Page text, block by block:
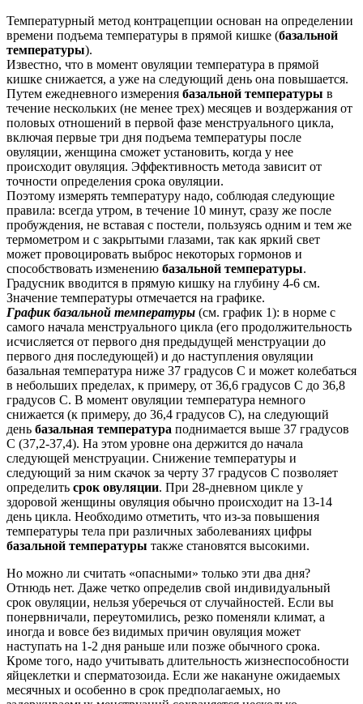
Температурный метод контрацепции основан на определении
времени подъема температуры в прямой кишке (базальной
температуры).
Известно, что в момент овуляции температура в прямой
кишке снижается, а уже на следующий день она повышается.
Путем ежедневного измерения базальной температуры в
течение нескольких (не менее трех) месяцев и воздержания от
половых отношений в первой фазе менструального цикла,
включая первые три дня подъема температуры после
овуляции, женщина сможет установить, когда у нее
происходит овуляция. Эффективность метода зависит от
точности определения срока овуляции.
Поэтому измерять температуру надо, соблюдая следующие
правила: всегда утром, в течение 10 минут, сразу же после
пробуждения, не вставая с постели, пользуясь одним и тем же
термометром и с закрытыми глазами, так как яркий свет
может провоцировать выброс некоторых гормонов и
способствовать изменению базальной температуры.
Градусник вводится в прямую кишку на глубину 4-6 см.
Значение температуры отмечается на графике.
График базальной температуры (см. график 1): в норме с
самого начала менструального цикла (его продолжительность
исчисляется от первого дня предыдущей менструации до
первого дня последующей) и до наступления овуляции
базальная температура ниже 37 градусов С и может колебаться
в небольших пределах, к примеру, от 36,6 градусов С до 36,8
градусов С. В момент овуляции температура немного
снижается (к примеру, до 36,4 градусов С), на следующий
день базальная температура поднимается выше 37 градусов
С (37,2-37,4). На этом уровне она держится до начала
следующей менструации. Снижение температуры и
следующий за ним скачок за черту 37 градусов С позволяет
определить срок овуляции. При 28-дневном цикле у
здоровой женщины овуляция обычно происходит на 13-14
день цикла. Необходимо отметить, что из-за повышения
температуры тела при различных заболеваниях цифры
базальной температуры также становятся высокими.
Но можно ли считать «опасными» только эти два дня?
Отнюдь нет. Даже четко определив свой индивидуальный
срок овуляции, нельзя уберечься от случайностей. Если вы
понервничали, переутомились, резко поменяли климат, а
иногда и вовсе без видимых причин овуляция может
наступать на 1-2 дня раньше или позже обычного срока.
Кроме того, надо учитывать длительность жизнеспособности
яйцеклетки и сперматозоида. Если же накануне ожидаемых
месячных и особенно в срок предполагаемых, но